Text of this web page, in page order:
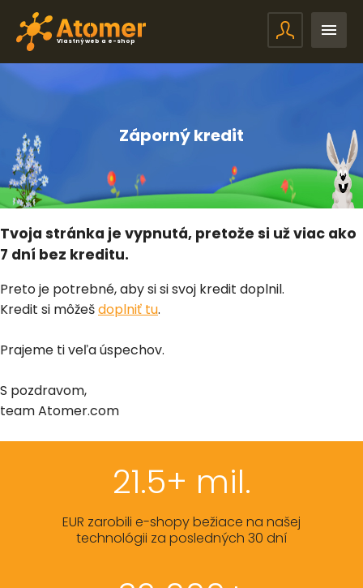
Vlastný web a e-shop
Záporný kredit
Tvoja stránka je vypnutá, pretože si už viac ako
7 dní bez kreditu.
Preto je potrebné, aby si si svoj kredit doplnil.
Kredit si môžešdoplniť tu.
Prajeme ti veľa úspechov.
S pozdravom,
team Atomer.com
21.5+ mil.
EUR zarobili e-shopy bežiace na našej
technológii za posledných 30 dní